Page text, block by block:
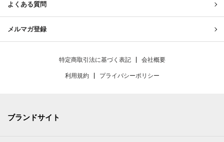
よくある質問
メルマガ登録
特定商取引法に基づく表記 会社概要
利用規約 プライバシーポリシー
ブランドサイト